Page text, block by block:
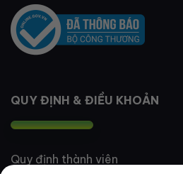
QUY ĐỊNH & ĐIỀU KHOẢN
Quy định thành viên